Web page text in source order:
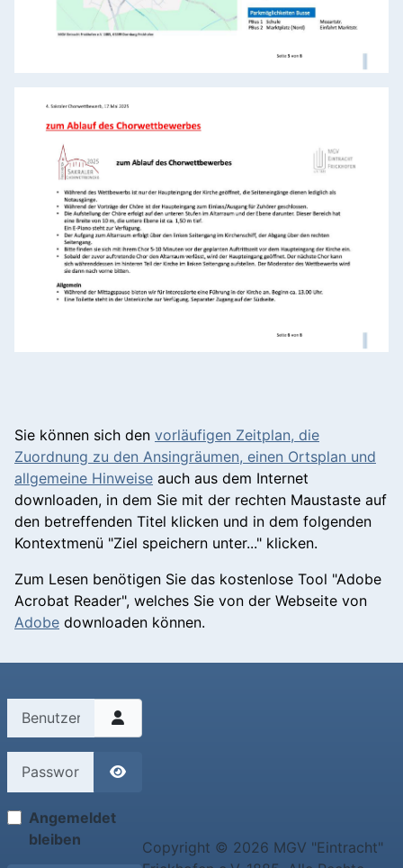
Sie können sich den vorläufigen Zeitplan, die
Zuordnung zu den Ansingräumen, einen Ortsplan und
allgemeine Hinweise auch aus dem Internet
downloaden, in dem Sie mit der rechten Maustaste auf
den betreffenden Titel klicken und in dem folgenden
Kontextmenü "Ziel speichern unter..." klicken.
Zum Lesen benötigen Sie das kostenlose Tool "Adobe
Acrobat Reader", welches Sie von der Webseite von
Adobe downloaden können.
Benutzername
Angemeldet
bleiben
Copyright © 2026 MGV "Eintracht"